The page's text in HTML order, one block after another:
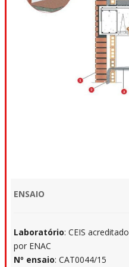
ENSAIO
Laboratório: CEIS acreditado
por ENAC
Nº ensaio: CAT0044/15